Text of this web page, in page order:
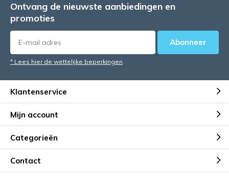
Ontvang de nieuwste aanbiedingen en
promoties
Abonneer
* Lees hier de wettelijke beperkingen
Klantenservice
Mijn account
Categorieën
Contact